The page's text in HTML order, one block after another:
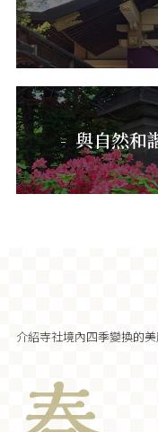
與自然和
介紹寺社境內四季變換的